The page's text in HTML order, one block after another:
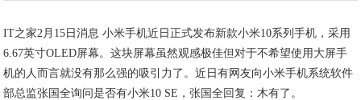
IT之家2月15日消息 小米手机近日正式发布新款小米10系列手机，采用
6.67英寸OLED屏幕。这块屏幕虽然观感极佳但对于不希望使用大屏手
机的人而言就没有那么强的吸引力了。近日有网友向小米手机系统软件
部总监张国全询问是否有小米10 SE，张国全回复：木有了。